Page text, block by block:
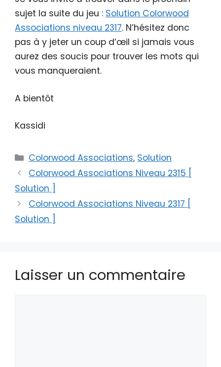
sujet la suite du jeu : Solution Colorwood
Associations niveau 2317. N’hésitez donc
pas à y jeter un coup d’œil si jamais vous
aurez des soucis pour trouver les mots qui
vous manqueraient.
A bientôt
Kassidi
Catégories
Colorwood Associations, Solution
Colorwood Associations Niveau 2315 [
Solution ]
Colorwood Associations Niveau 2317 [
Solution ]
Laisser un commentaire